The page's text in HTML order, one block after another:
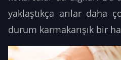
yaklaştıkça arılar daha
durum karmakarışık bir